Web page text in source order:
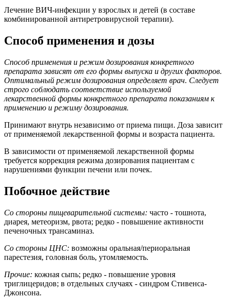
Лечение ВИЧ-инфекции у взрослых и детей (в составе
комбинированной антиретровирусной терапии).
Способ применения и дозы
Способ применения и режим дозирования конкретного
препарата зависят от его формы выпуска и других факторов.
Оптимальный режим дозирования определяет врач. Следует
строго соблюдать соответствие используемой
лекарственной формы конкретного препарата показаниям к
применению и режиму дозирования.
Принимают внутрь независимо от приема пищи. Доза зависит
от применяемой лекарственной формы и возраста пациента.
В зависимости от применяемой лекарственной формы
требуется коррекция режима дозирования пациентам с
нарушениями функции печени или почек.
Побочное действие
Со стороны пищеварительной системы: часто - тошнота,
диарея, метеоризм, рвота; редко - повышение активности
печеночных трансаминаз.
Со стороны ЦНС: возможны оральная/периоральная
парестезия, головная боль, утомляемость.
Прочие: кожная сыпь; редко - повышение уровня
триглицеридов; в отдельных случаях - синдром Стивенса-
Джонсона.